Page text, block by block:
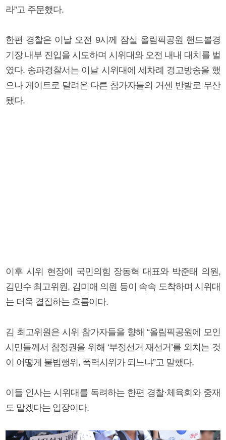
라”고 주문했다.
한편 경찰은 이날 오전 9시께 잠실 올림픽공원 핸드볼경
기장 내부 진입을 시도하며 시위대와 오전 내내 대치를 벌
였다. 송파경찰서는 이날 시위대에 세차례 경고방송을 했
으나 게이트로 달려온 다른 참가자들의 거센 반발로 무산
됐다.
이후 시위 현장에 국민의힘 장동혁 대표와 박준태 의원,
김민수 최고위원, 김미애 의원 등이 속속 도착하며 시위대
는 더욱 결집하는 흐름이다.
김 최고위원은 시위 참가자들을 향해 “올림픽공원에 모인
시민들께서 참정권을 위해 ‘부정선거 재선거’를 외치는 것
이 어떻게 불법행위, 폭력시위가 되느냐”고 말했다.
이들 인사는 시위대를 독려하는 한편 경찰·체육회와 중재
도 맡겠다는 입장이다.